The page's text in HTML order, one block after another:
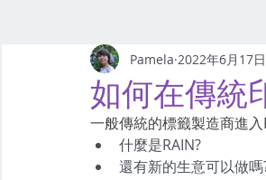
演講活動 應用案例影片
如何在傳統
Pamela 2022年6月17日
一般傳統的標籤製造商進
什麼是RAIN?
還有新的生意可以做嗎